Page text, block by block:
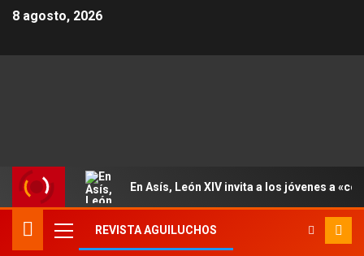
8 agosto, 2026
En Asís, León XIV invita a los jóvenes a
REVISTA AGUILUCHOS